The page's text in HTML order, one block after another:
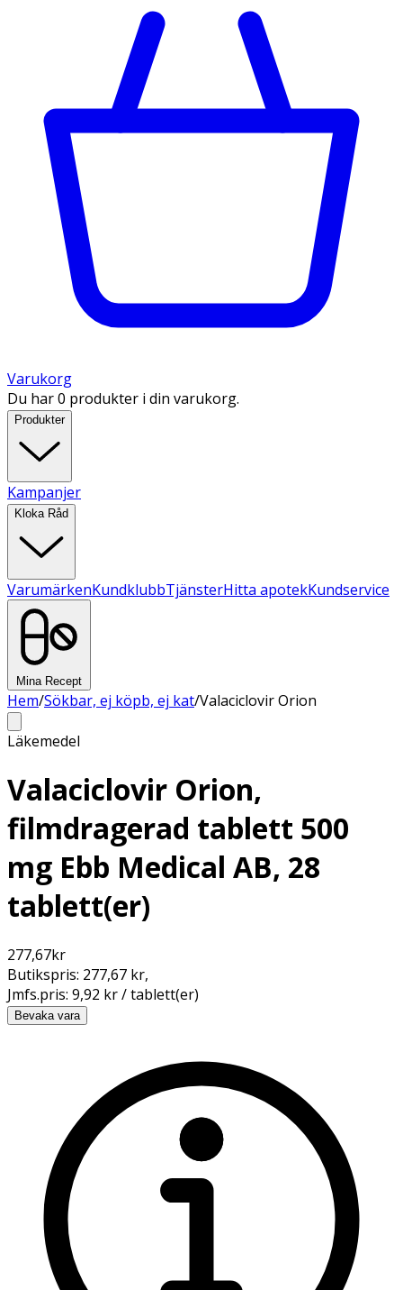
Varukorg
Du har 0 produkter i din varukorg.
Produkter
Kampanjer
Kloka Råd
VarumärkenKundklubbTjänsterHitta apotekKundservice
Mina Recept
Hem/Sökbar, ej köpb, ej kat/Valaciclovir Orion
Läkemedel
Valaciclovir Orion,
filmdragerad tablett 500
mg Ebb Medical AB, 28
tablett(er)
277,67kr
Butikspris: 277,67 kr,
Jmfs.pris: 9,92 kr / tablett(er)
Bevaka vara